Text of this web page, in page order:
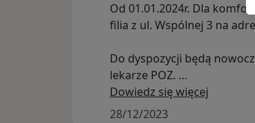
Od 01.01.2024r. Dla
Do dyspozycji będą
lekarze POZ.
Dodatkowo będzie otwarty
estetycznej, chirurgii plastycznej. Z czasie oferta zostanie
Dowiedz się więcej
28/12/2023